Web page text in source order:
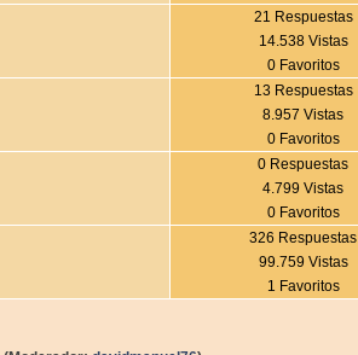
21 Respuestas
14.538 Vistas
0 Favoritos
13 Respuestas
8.957 Vistas
0 Favoritos
0 Respuestas
4.799 Vistas
0 Favoritos
326 Respuestas
99.759 Vistas
1 Favoritos